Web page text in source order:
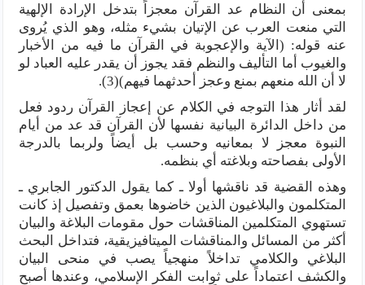
بمعنى أن النظام عد القرآن معجزاً بتدخل الإرادة الإلهية
التي منعت العرب عن الإتيان بشيء مثله، وهو الذي يُروى
عنه قوله: (الآية والإعجوبة في القرآن ما فيه من الأخبار
والغيوب أما التأليف والنظم فقد يجوز أن يقدر عليه العباد لو
لا أن الله منعهم بمنع وعجز أحدثهما فيهم)(3).
لقد أثار هذا التوجه في الكلام عن إعجاز القرآن ردود فعل
من داخل الدائرة البيانية نفسها لأن القرآن قد عد من أيام
النبوة معجز لا بمعانيه وحسب بل أيضاً ولربما بالدرجة
الأولى بفصاحته وبلاغته أي بنظمه.
وهذه القضية قد ناقشها أولا ـ كما يقول الدكتور الجابري ـ
المتكلمون والبلاغيون الذين خاضوها بعمق وتفصيل إذ كانت
تستهوي المتكلمين المناقشات حول مقومات البلاغة والبيان
أكثر من المسائل والمناقشات الميتافيزيقية، فتداخل البحث
البلاغي والكلامي تداخلاً منهجياً يصب في منحى البيان
والكشف اعتماداً على ثوابت الفكر الإسلامي، وعندها أصبح